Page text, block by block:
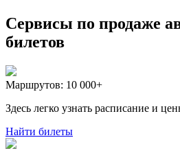
Сервисы по продаже
билетов
Маршрутов: 10 000+
Здесь легко узнать расписание и
Найти билеты